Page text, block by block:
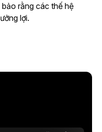
rằng các thế hệ
lợi.